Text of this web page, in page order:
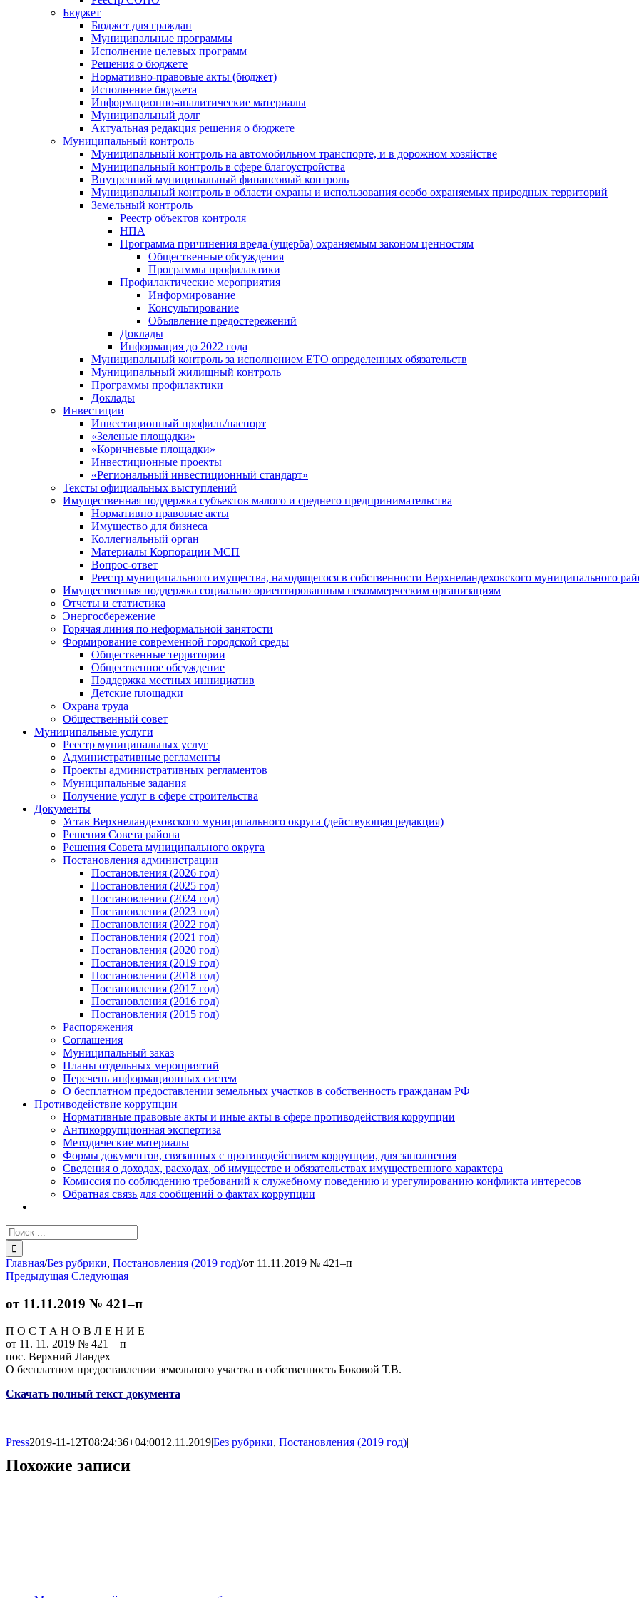
Бюджет
Бюджет для граждан
Муниципальные программы
Исполнение целевых программ
Решения о бюджете
Нормативно-правовые акты (бюджет)
Исполнение бюджета
Информационно-аналитические материалы
Муниципальный долг
Актуальная редакция решения о бюджете
Муниципальный контроль
Муниципальный контроль на автомобильном транспорте, и в дорожном хозяйстве
Муниципальный контроль в сфере благоустройства
Внутренний муниципальный финансовый контроль
Муниципальный контроль в области охраны и использования особо охраняемых природных территорий
Земельный контроль
Реестр объектов контроля
НПА
Программа причинения вреда (ущерба) охраняемым законом ценностям
Общественные обсуждения
Программы профилактики
Профилактические мероприятия
Информирование
Консультирование
Объявление предостережений
Доклады
Информация до 2022 года
Муниципальный контроль за исполнением ЕТО определенных обязательств
Муниципальный жилищный контроль
Программы профилактики
Доклады
Инвестиции
Инвестиционный профиль/паспорт
«Зеленые площадки»
«Коричневые площадки»
Инвестиционные проекты
«Региональный инвестиционный стандарт»
Тексты официальных выступлений
Имущественная поддержка субъектов малого и среднего предпринимательства
Нормативно правовые акты
Имущество для бизнеса
Коллегиальный орган
Материалы Корпорации МСП
Вопрос-ответ
Реестр муниципального имущества, находящегося в собственности Верхнеландеховского муниципального
Имущественная поддержка социально ориентированным некоммерческим организациям
Отчеты и статистика
Энергосбережение
Горячая линия по неформальной занятости
Формирование современной городской среды
Общественные территории
Общественное обсуждение
Поддержка местных иннициатив
Детские площадки
Охрана труда
Общественный совет
Муниципальные услуги
Реестр муниципальных услуг
Административные регламенты
Проекты административных регламентов
Муниципальные задания
Получение услуг в сфере строительства
Документы
Устав Верхнеландеховского муниципального округа (действующая редакция)
Решения Совета района
Решения Совета муниципального округа
Постановления администрации
Постановления (2026 год)
Постановления (2025 год)
Постановления (2024 год)
Постановления (2023 год)
Постановления (2022 год)
Постановления (2021 год)
Постановления (2020 год)
Постановления (2019 год)
Постановления (2018 год)
Постановления (2017 год)
Постановления (2016 год)
Постановления (2015 год)
Распоряжения
Соглашения
Муниципальный заказ
Планы отдельных мероприятий
Перечень информационных систем
О бесплатном предоставлении земельных участков в собственность гражданам РФ
Противодействие коррупции
Нормативные правовые акты и иные акты в сфере противодействия коррупции
Антикоррупционная экспертиза
Методические материалы
Формы документов, связанных с противодействием коррупции, для заполнения
Сведения о доходах, расходах, об имуществе и обязательствах имущественного характера
Комиссия по соблюдению требований к служебному поведению и урегулированию конфликта интересов
Обратная связь для сообщений о фактах коррупции
Результат
поиска:
Главная/Без рубрики, Постановления (2019 год)/от 11.11.2019 № 421–п
Предыдущая Следующая
от 11.11.2019 № 421–п
П О С Т А Н О В Л Е Н И Е
от 11. 11. 2019 № 421 – п
пос. Верхний Ландех
О бесплатном предоставлении земельного участка в собственность Боковой Т.В.
Скачать полный текст документа
Press2019-11-12T08:24:36+04:0012.11.2019|Без рубрики, Постановления (2019 год)|
Похожие записи